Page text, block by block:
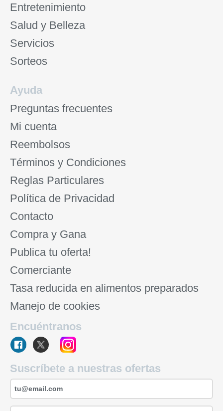
Entretenimiento
Salud y Belleza
Servicios
Sorteos
Ayuda
Preguntas frecuentes
Mi cuenta
Reembolsos
Términos y Condiciones
Reglas Particulares
Política de Privacidad
Contacto
Compra y Gana
Publica tu oferta!
Comerciante
Tasa reducida en alimentos preparados
Manejo de cookies
Encuéntranos
Suscríbete a nuestras ofertas